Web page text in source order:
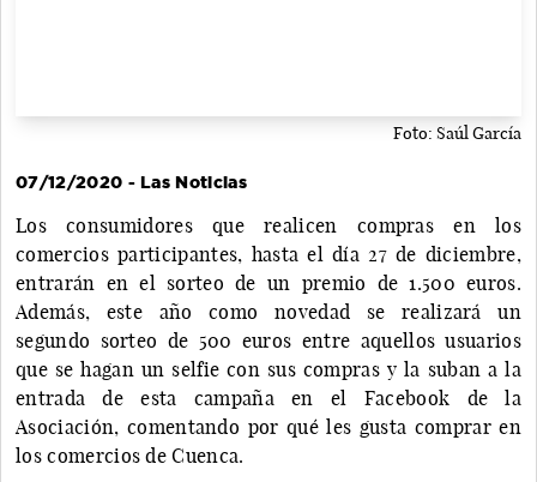
Foto: Saúl García
07/12/2020 - Las Noticias
Los consumidores que realicen compras en los
comercios participantes, hasta el día 27 de diciembre,
entrarán en el sorteo de un premio de 1.500 euros.
Además, este año como novedad se realizará un
segundo sorteo de 500 euros entre aquellos usuarios
que se hagan un selfie con sus compras y la suban a la
entrada de esta campaña en el Facebook de la
Asociación, comentando por qué les gusta comprar en
los comercios de Cuenca.